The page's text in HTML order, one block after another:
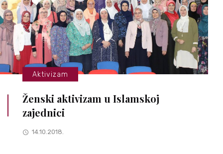
Aktivizam
Ženski aktivizam u Islamskoj
zajednici
14.10.2018.